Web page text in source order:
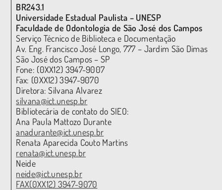
BR243.1
Universidade Estadual Paulista – UNESP
Faculdade de Odontologia de São José dos Campos
Serviço Técnico de Biblioteca e Documentação
Av. Eng. Francisco José Longo, 777 – Jardim São Dimas
São José dos Campos – SP
Fone: (0XX12) 3947-9007
Fax: (0XX12) 3947-9070
Diretora: Silvana Alvarez
silvana@ict.unesp.br
Bibliotecária de contato do SIEO:
Ana Paula Mattozo Durante
anadurante@ict.unesp.br
Renata Aparecida Couto Martins
renata@ict.unesp.br
Neide
neide@ict.unesp.br
FAX(0XX12) 3947-9070